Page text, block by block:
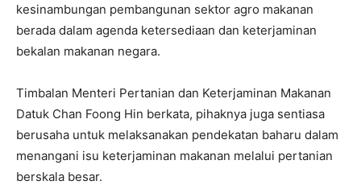
kesinambungan pembangunan sektor agro makanan
berada dalam agenda ketersediaan dan keterjaminan
bekalan makanan negara.
Timbalan Menteri Pertanian dan Keterjaminan Makanan
Datuk Chan Foong Hin berkata, pihaknya juga sentiasa
berusaha untuk melaksanakan pendekatan baharu dalam
menangani isu keterjaminan makanan melalui pertanian
berskala besar.